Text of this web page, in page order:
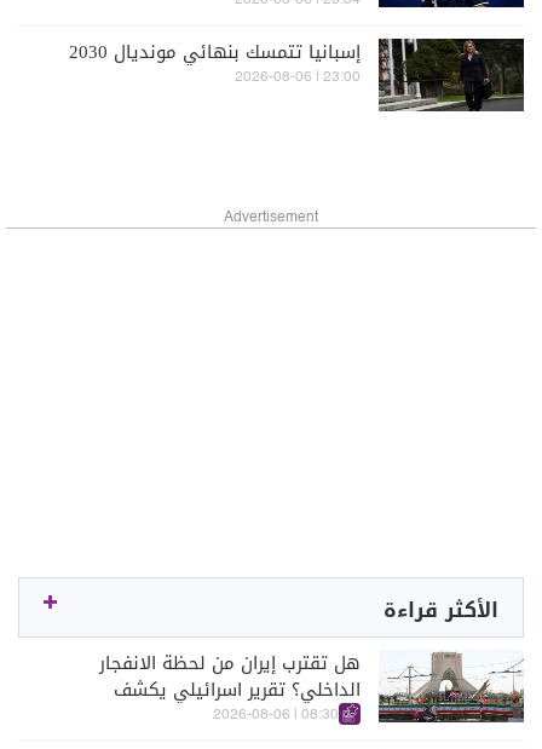
إسبانيا تتمسك بنهائي مونديال 2030
23:00 | 2026-08-06
Advertisement
الأكثر قراءة
هل تقترب إيران من لحظة الانفجار
الداخلي؟ تقرير اسرائيلي يكشف
الكواليس
08:30 | 2026-08-06